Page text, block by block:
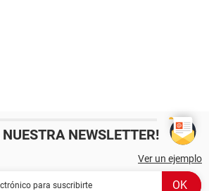
NEWSLETTER!
Ver un ejemplo